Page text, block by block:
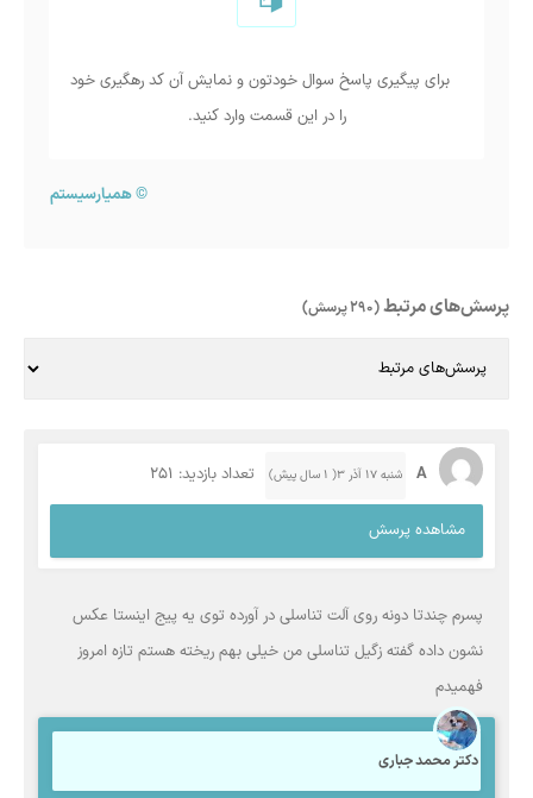
برای پیگیری پاسخ سوال خودتون و نمایش آن کد رهگیری خود
را در این قسمت وارد کنید.
©همیارسیستم
پرسش‌های مرتبط(290 پرسش)
A شنبه ۱۷ آذر ۳( 1 سال پیش) تعداد بازدید: 251
مشاهده پرسش
پسرم چندتا دونه روی آلت تناسلی در آورده توی یه پیج اینستا عکس
نشون داده گفته زگیل تناسلی من خیلی بهم ریخته هستم تازه امروز
فهمیدم
دکتر محمد جباری